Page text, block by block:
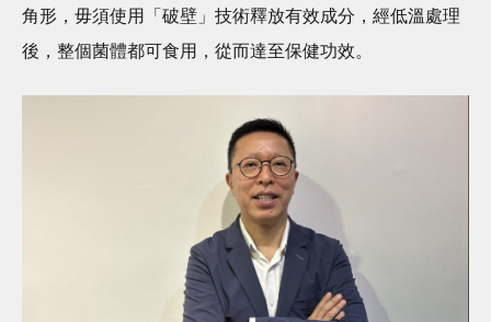
角形，毋須使用「破壁」技術釋放有效成分，經低溫處理
後，整個菌體都可食用，從而達至保健功效。